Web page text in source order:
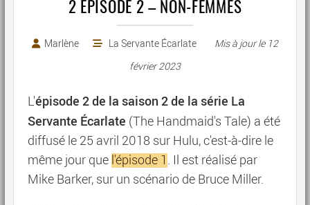
2 ÉPISODE 2 – NON-FEMMES
Marlène La Servante Écarlate Mis à jour le 12
février 2023
L'épisode 2 de la saison 2 de la série La
Servante Écarlate (The Handmaid's Tale) a été
diffusé le 25 avril 2018 sur Hulu, c'est-à-dire le
même jour que l'épisode 1 . Il est réalisé par
Mike Barker, sur un scénario de Bruce Miller.